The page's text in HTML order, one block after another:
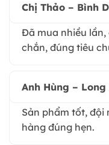
Chị Thảo – Bình
Đã mua nhiều lần,
chắn, đúng tiêu
Anh Hùng – Long
Sản phẩm tốt, đội
hàng đúng hẹn.